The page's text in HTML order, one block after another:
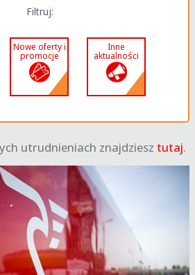
Filtruj:
Nowe oferty i
promocje
Inne
aktualności
utrudnieniach znajdziesz tutaj.